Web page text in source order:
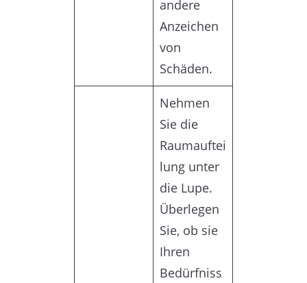
andere
Anzeichen
von
Schäden.
Nehmen
Sie die
Raumauftei
lung unter
die Lupe.
Überlegen
Sie, ob sie
Ihren
Bedürfniss